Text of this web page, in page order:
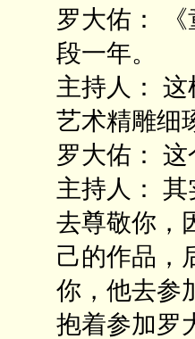
罗大佑：
段一年。
主持人：
艺术精雕细
罗大佑：
主持人：
去尊敬你，
己的作品，
你，他去参
抱着参加罗